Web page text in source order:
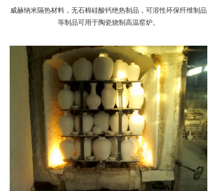
威赫纳米隔热材料，无石棉硅酸钙绝热制品，可溶性环保纤维制品
等制品可用于陶瓷烧制高温窑炉。